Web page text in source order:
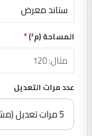
المساحة (م²) *
عدد مرات التعديل